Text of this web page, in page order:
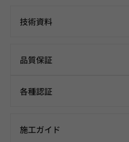
技術資料
品質保証
各種認証
施工ガイド